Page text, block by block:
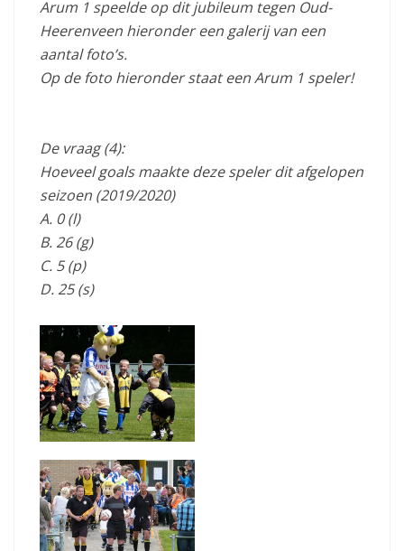
Arum 1 speelde op dit jubileum tegen Oud-
Heerenveen hieronder een galerij van een
aantal foto’s.
Op de foto hieronder staat een Arum 1 speler!
De vraag (4):
Hoeveel goals maakte deze speler dit afgelopen
seizoen (2019/2020)
A. 0 (l)
B. 26 (g)
C. 5 (p)
D. 25 (s)